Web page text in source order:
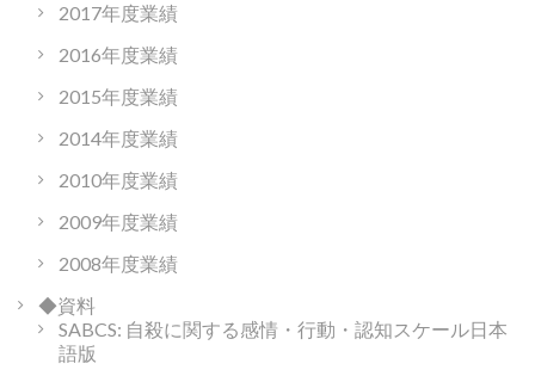
2017年度業績
2016年度業績
2015年度業績
2014年度業績
2010年度業績
2009年度業績
2008年度業績
◆資料
SABCS: 自殺に関する感情・行動・認知スケール日本
語版